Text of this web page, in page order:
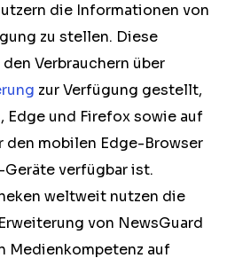
die Informationen von
zu stellen. Diese
Verbrauchern über
zur Verfügung gestellt,
Edge und Firefox sowie auf
den mobilen Edge-Browser
verfügbar ist.
weltweit nutzen die
von NewsGuard
Medienkompetenz auf